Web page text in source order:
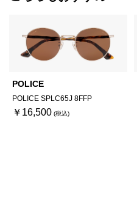
POLICE
POLICE SPLC65J 8FFP
￥16,500